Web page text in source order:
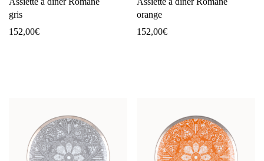
gris
152,00€
orange
152,00€